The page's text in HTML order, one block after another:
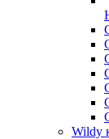
Wildy